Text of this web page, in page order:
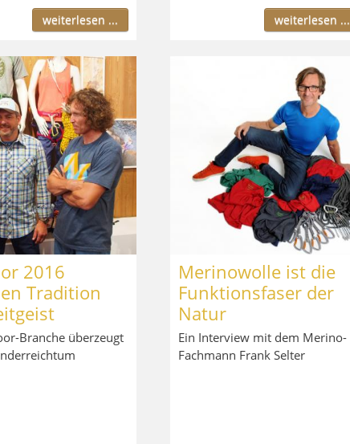
weiterlesen ... weiterlesen ...
2016
Tradition
Branche überzeugt
Merinowolle ist die
Funktionsfaser der
Natur
Ein Interview mit dem Merino-
Fachmann Frank Selter